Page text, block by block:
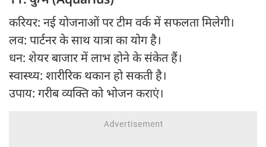
करियर: नई योजनाओं पर टीम वर्क में सफलता मिलेगी।
लव: पार्टनर के साथ यात्रा का योग है।
धन: शेयर बाजार में लाभ होने के संकेत हैं।
स्वास्थ्य: शारीरिक थकान हो सकती है।
उपाय: गरीब व्यक्ति को भोजन कराएं।